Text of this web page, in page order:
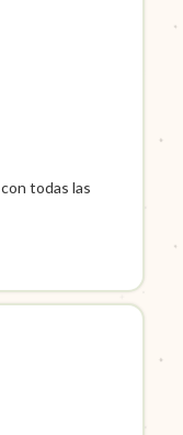
con todas las